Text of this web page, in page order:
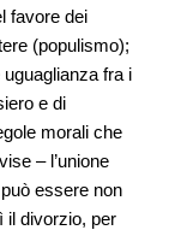
favore dei
(populismo);
fra i
e di
morali che
– l’unione
essere non
il divorzio, per